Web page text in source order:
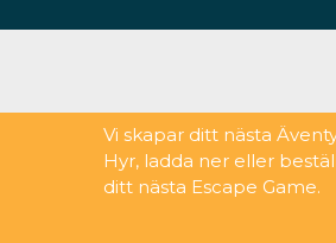
Vi skapar ditt nästa
Hyr, ladda ner eller
ditt nästa Escape Game.